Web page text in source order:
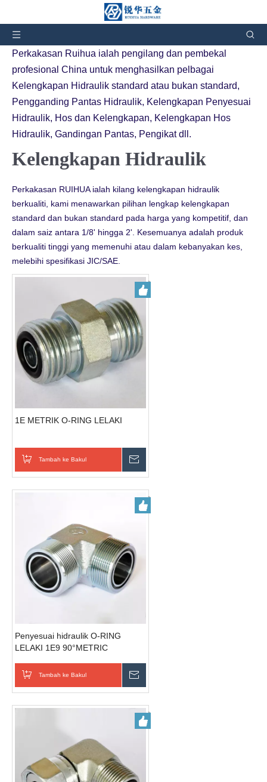
» Produk »
Perkakasan Ruihua ialah pengilang dan pembekal
profesional China untuk menghasilkan pelbagai
Kelengkapan Hidraulik standard atau bukan standard,
Pengganding Pantas Hidraulik, Kelengkapan Penyesuai
Hidraulik, Hos dan Kelengkapan, Kelengkapan Hos
Hidraulik, Gandingan Pantas, Pengikat dll.
Kelengkapan Hidraulik
Perkakasan RUIHUA ialah kilang kelengkapan hidraulik
berkualiti, kami menawarkan pilihan lengkap kelengkapan
standard dan bukan standard pada harga yang kompetitif, dan
dalam saiz antara 1/8' hingga 2'. Kesemuanya adalah produk
berkualiti tinggi yang memenuhi atau dalam kebanyakan kes,
melebihi spesifikasi JIC/SAE.
1E METRIK O-RING LELAKI
Tambah ke Bakul
Penyesuai hidraulik O-RING
LELAKI 1E9 90°METRIC
Tambah ke Bakul